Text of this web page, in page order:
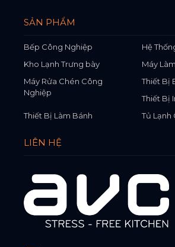
SẢN PHẨM
Bếp Công Nghiệp
Hệ
Kho Lạnh Trưng bày
Máy
Máy Rửa Chén Công
Nghiệp
Thiết Bị
Thiết Bị
Thiết Bị Làm Bánh
Tủ Lạnh
LIÊN HỆ